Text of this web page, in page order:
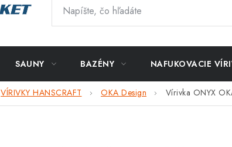
SAUNY BAZÉNY NAFUKOVACIE
VÍRIVKY HANSCRAFT OKA Design Vírivka ONYX